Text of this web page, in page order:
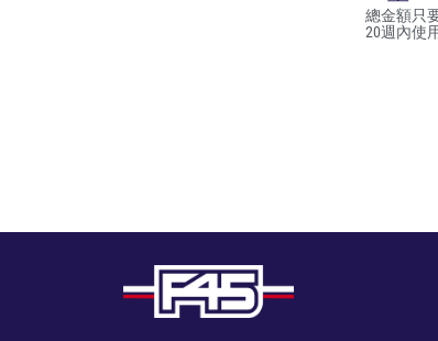
總金額只
20週內使